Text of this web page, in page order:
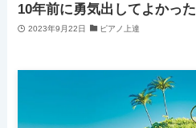
10年前に勇気出してよかった
2023年9月22日 ピアノ上達